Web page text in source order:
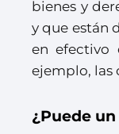
bienes y
y que están
en efectivo
ejemplo, las
¿Puede